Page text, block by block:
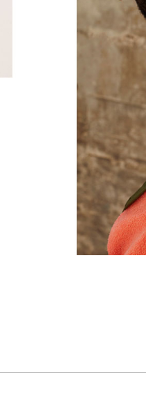
W1 est dotée d'une
et une
portée sans fil plus
sans fil vous
les Beats Flex et un
Localiser sur votre
faisant émettre un son
avec les appareils
au lithium-ion